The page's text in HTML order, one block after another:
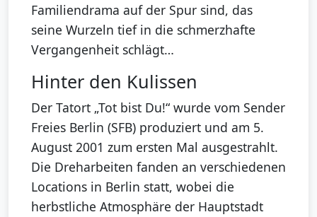
Familiendrama auf der Spur sind, das
seine Wurzeln tief in die schmerzhafte
Vergangenheit schlägt…
Hinter den Kulissen
Der Tatort „Tot bist Du!“ wurde vom Sender
Freies Berlin (SFB) produziert und am 5.
August 2001 zum ersten Mal ausgestrahlt.
Die Dreharbeiten fanden an verschiedenen
Locations in Berlin statt, wobei die
herbstliche Atmosphäre der Hauptstadt